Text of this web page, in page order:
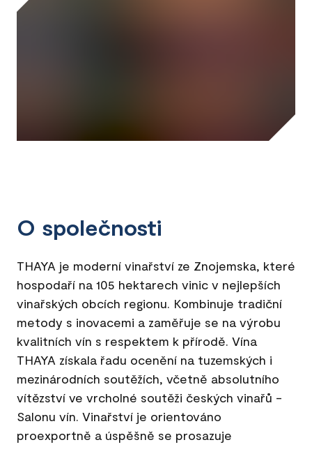
O společnosti
THAYA je moderní vinařství ze Znojemska, které
hospodaří na 105 hektarech vinic v nejlepších
vinařských obcích regionu. Kombinuje tradiční
metody s inovacemi a zaměřuje se na výrobu
kvalitních vín s respektem k přírodě. Vína
THAYA získala řadu ocenění na tuzemských i
mezinárodních soutěžích, včetně absolutního
vítězství ve vrcholné soutěži českých vinařů -
Salonu vín. Vinařství je orientováno
proexportně a úspěšně se prosazuje